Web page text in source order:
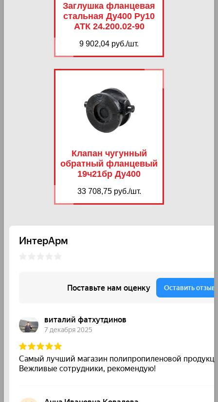
Заглушка фланцевая
стальная Ду400 Ру10
АТК 24.200.02-90
9 902,04 руб./шт.
Клапан чугунный
обратный фланцевый
19ч21бр Ду400
33 708,75 руб./шт.